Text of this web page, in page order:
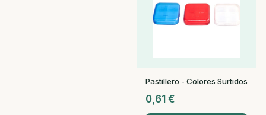
Pastillero - Colores Surtidos
0,61 €